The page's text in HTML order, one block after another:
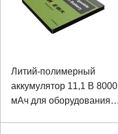
Литий-полимерный
аккумулятор 11,1 В 8000
мАч для оборудования